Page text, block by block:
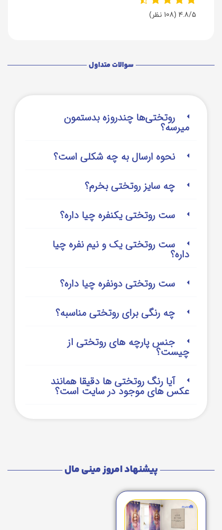
4.8/5 (108 نظر)
سوالات متداول
روتختی‌‌ها چندروزه بدستمون
میرسه؟
نحوه ارسال به چه شکلی است؟
چه سایز روتختی بخرم؟
ست روتختی یکنفره چیا داره؟
ست روتختی یک و نیم نفره چیا
داره؟
ست روتختی دونفره چیا داره؟
چه رنگی برای روتختی مناسبه؟
جنس پارچه های روتختی از
چیست؟
آیا رنگ روتختی ها دقیقا همانند
عکس های موجود در سایت است؟
پیشنهاد امروز مینی مال